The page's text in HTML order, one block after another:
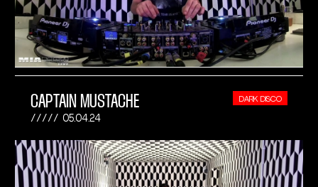
CAPTAIN MUSTACHE
05.04.24
DARK DISCO